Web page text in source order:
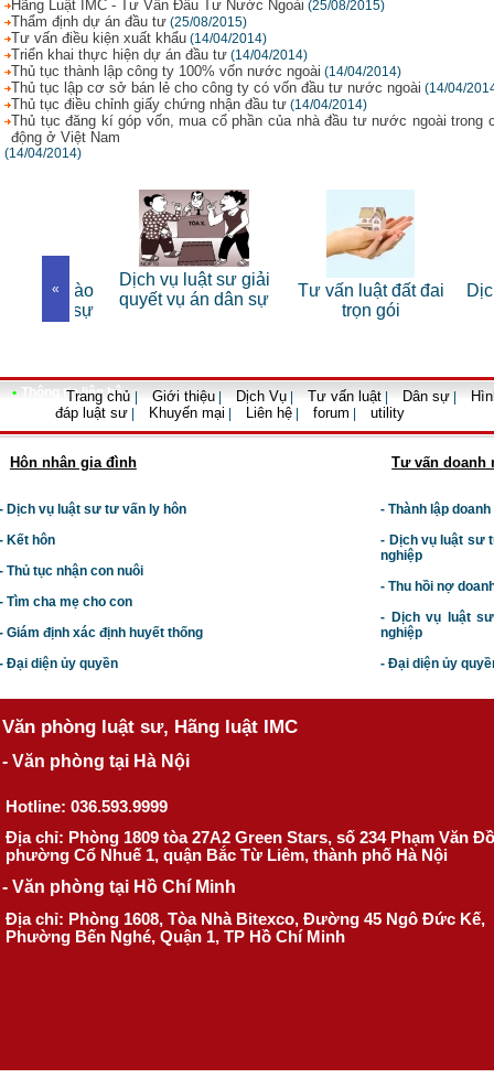
Hãng Luật IMC - Tư Vấn Đầu Tư Nước Ngoài (25/08/2015)
Thẩm định dự án đầu tư (25/08/2015)
Tư vấn điều kiện xuất khẩu (14/04/2014)
Triển khai thực hiện dự án đầu tư (14/04/2014)
Thủ tục thành lập công ty 100% vốn nước ngoài (14/04/2014)
Thủ tục lập cơ sở bán lẻ cho công ty có vốn đầu tư nước ngoài (14/04/
Thủ tục điều chỉnh giấy chứng nhận đầu tư (14/04/2014)
Thủ tục đăng kí góp vốn, mua cổ phần của nhà đầu tư nước ngoài trong
động ở Việt Nam
(14/04/2014)
«
sư bào
Dịch vụ luật sư giải
quyết vụ án dân sự
Tư vấn luật đất đai
trọn gói
Dịch
• Thông tin liên hệ
Trang chủ Giới thiệu Dịch Vụ Tư vấn luật Dân sự
đáp luật sư
Khuyến mại Liên hệ forum utility
Hôn nhân gia đình
Dịch vụ luật sư tư vấn ly hôn
Kết hôn
Thủ tục nhận con nuôi
Tìm cha mẹ cho con
Giám định xác định huyết thống
Đại diện ủy quyền
Tư vấn doanh
- Thành lập
- Dịch vụ luật sư t
nghiệp
- Thu hồi nợ
- Dịch vụ luật
nghiệp
- Đại diện ủy
Văn phòng luật sư, Hãng luật IMC
- Văn phòng tại Hà Nội
Hotline: 036.593.9999
Địa chỉ: Phòng 1809 tòa 27A2 Green Stars, số 234 Phạm Văn
phường Cổ Nhuế 1, quận Bắc Từ Liêm, thành phố Hà Nội
- Văn phòng tại Hồ Chí Minh
Địa chỉ: Phòng 1608, Tòa Nhà Bitexco, Đường 45 Ngô Đức Kế,
Phường Bến Nghé, Quận 1, TP Hồ Chí Minh